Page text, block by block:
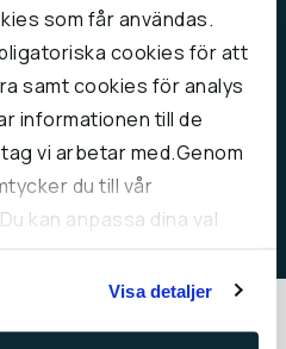
som får användas.
cookies för att
samt cookies för analys
informationen till de
vi arbetar med.Genom
du till vår
kan anpassa dina val
Visa detaljer
oss
oss